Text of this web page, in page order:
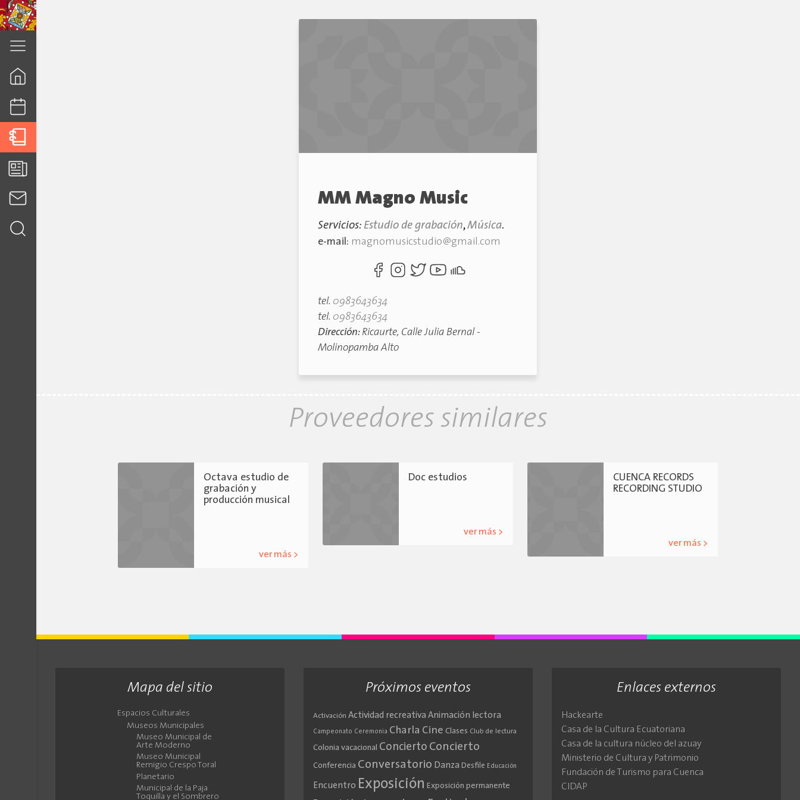
MM Magno Music
Servicios: Estudio de grabación,Música.
e-mail: magnomusicstudio@gmail.com
tel. 0983643634
tel. 0983643634
Dirección: Ricaurte, Calle Julia Bernal -
Molinopamba Alto
Proveedores similares
Octava estudio de
grabación y
producción musical
ver más >
Doc estudios
ver más >
CUENCA RECORDS
RECORDING STUDIO
ver más >
Mapa del sitio
Espacios Culturales
Museos Municipales
Museo Municipal de
Arte Moderno
Museo Municipal
Remigio Crespo Toral
Planetario
Municipal de la Paja
Toquilla y el Sombrero
Próximos eventos
Activación Actividad recreativa Animación lectora
Campeonato Ceremonia Charla Cine Clases Club de lectura
Colonia vacacional Concierto Concierto
Conferencia Conversatorio Danza Desfile Educación
Encuentro Exposición Exposición permanente
Enlaces externos
Hackearte
Casa de la Cultura Ecuatoriana
Casa de la cultura núcleo del azuay
Ministerio de Cultura y Patrimonio
Fundación de Turismo para Cuenca
CIDAP